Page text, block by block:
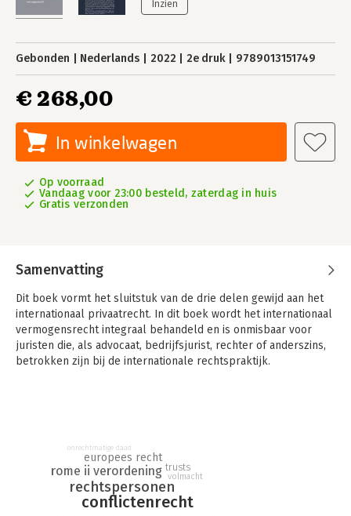
Gebonden Nederlands 2022 2e druk 9789013151749
€ 268,00
In winkelwagen
Op voorraad
Vandaag voor 23:00 besteld, zaterdag in huis
Gratis verzonden
Samenvatting
Dit boek vormt het sluitstuk van de drie delen gewijd aan het
internationaal privaatrecht. In dit boek wordt het internationaal
vermogensrecht integraal behandeld en is onmisbaar voor
juristen die, als advocaat, bedrijfsjurist, rechter of anderszins,
betrokken zijn bij de internationale rechtspraktijk.
van het Nederlandse burgerlijk recht aangehouden, maar is
ook nagestreefd om recht te doen aan de eigenheid van het
internationaal privaatrecht en de daarbij behorende veelheid
van - grotendeels internationale en Europese - bronnen.
conflictenrecht
rechtspersonen
rome ii verordening
europees recht
trusts
volmacht
onrechtmatige daad